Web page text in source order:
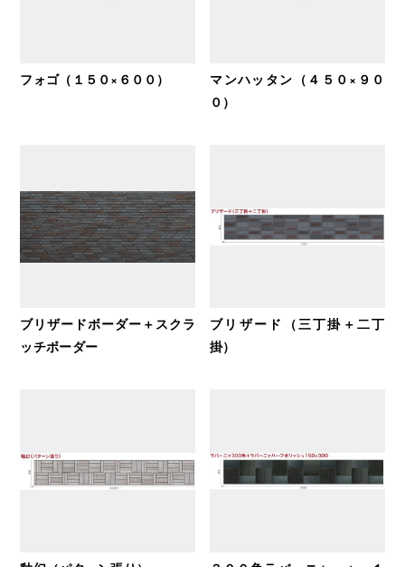
フォゴ（１５０×６００）
マンハッタン（４５０×９０
０）
ブリザードボーダー＋スクラ
ッチボーダー
ブリザード（三丁掛＋二丁
掛）